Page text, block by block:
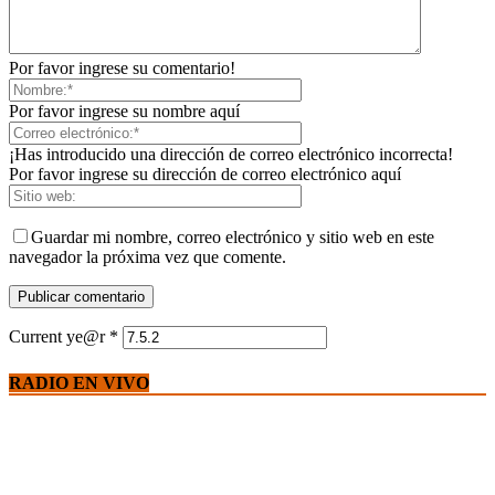
Por favor ingrese su comentario!
Por favor ingrese su nombre aquí
¡Has introducido una dirección de correo electrónico incorrecta!
Por favor ingrese su dirección de correo electrónico aquí
Guardar mi nombre, correo electrónico y sitio web en este
navegador la próxima vez que comente.
Current ye@r *
RADIO EN VIVO